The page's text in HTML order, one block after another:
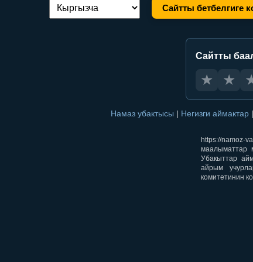
Тилди алмаштыруу: Сайтты бетбелгиге
Сайтты
★ ★
Намаз убактысы | Негизги аймактар |
https://namoz-
маалыматтар
Убакыттар
айрым
комитетинин